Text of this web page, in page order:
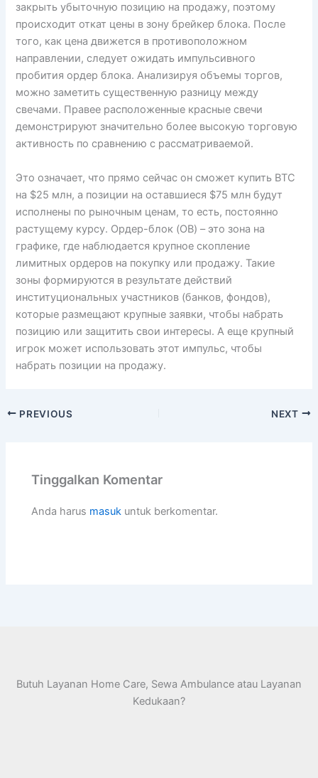
закрыть убыточную позицию на продажу, поэтому
происходит откат цены в зону брейкер блока. После
того, как цена движется в противоположном
направлении, следует ожидать импульсивного
пробития ордер блока. Анализируя объемы торгов,
можно заметить существенную разницу между
свечами. Правее расположенные красные свечи
демонстрируют значительно более высокую торговую
активность по сравнению с рассматриваемой.
Это означает, что прямо сейчас он сможет купить BTC
на $25 млн, а позиции на оставшиеся $75 млн будут
исполнены по рыночным ценам, то есть, постоянно
растущему курсу. Ордер-блок (OB) – это зона на
графике, где наблюдается крупное скопление
лимитных ордеров на покупку или продажу. Такие
зоны формируются в результате действий
институциональных участников (банков, фондов),
которые размещают крупные заявки, чтобы набрать
позицию или защитить свои интересы. А еще крупный
игрок может использовать этот импульс, чтобы
набрать позиции на продажу.
PREVIOUS NEXT
Tinggalkan Komentar
Anda harus masuk untuk berkomentar.
Butuh Layanan Home Care, Sewa Ambulance atau Layanan
Kedukaan?